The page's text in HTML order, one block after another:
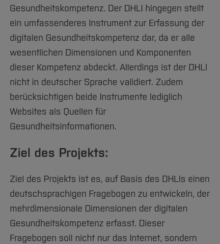
Gesundheitskompetenz. Der DHLI hingegen stellt
ein umfassenderes Instrument zur Erfassung der
digitalen Gesundheitskompetenz dar, da er alle
wesentlichen Dimensionen und Komponenten
dieser Kompetenz abdeckt. Allerdings ist der DHLI
nicht in deutscher Sprache validiert. Zudem
berücksichtigen beide Instrumente lediglich
Websites als Quellen für
Gesundheitsinformationen.
Ziel des Projekts:
Ziel des Projekts ist es, auf Basis des DHLIs einen
deutschsprachigen Fragebogen zu entwickeln, der
mehrdimensionale Dimensionen der digitalen
Gesundheitskompetenz erfasst. Dieser
Fragebogen soll nicht nur das Internet, sondern